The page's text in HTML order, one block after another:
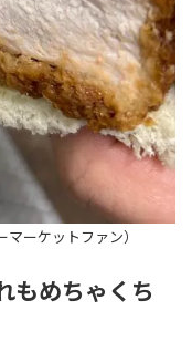
ーケットファン）
もめちゃくち